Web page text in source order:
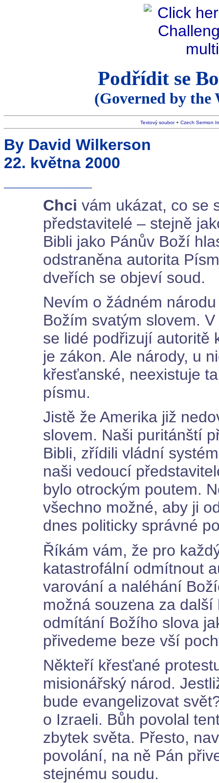
Podřídit se
(Governed by
Textový soubor+ Czech Sermon
By David Wilkerson
22. května 2000
Chci vám ukázat, co se
představitelé – stejně
Bibli jako Pánův Boží
odstraněna autorita
dveřích se objeví soud.
Nevím o žádném
Božím svatým slovem.
se lidé podřizují autoritě
je zákon. Ale národy, u
křesťanské, neexistuje
písmu.
Jistě že Amerika již
slovem. Naši puritánští
Bibli, zřídili vládní
naši vedoucí
bylo otrockým poutem.
všechno možné, aby ji
dnes politicky správné
Říkám vám, že pro
katastrofální odmítnout
varování a naléhání
možná souzena za
odmítání Božího slova
přivedeme beze vší
Někteří křesťané
misionářský národ.
bude evangelizovat
o Izraeli. Bůh povolal
zbytek světa. Přesto,
povolání, na ně Pán
stejnému soudu.